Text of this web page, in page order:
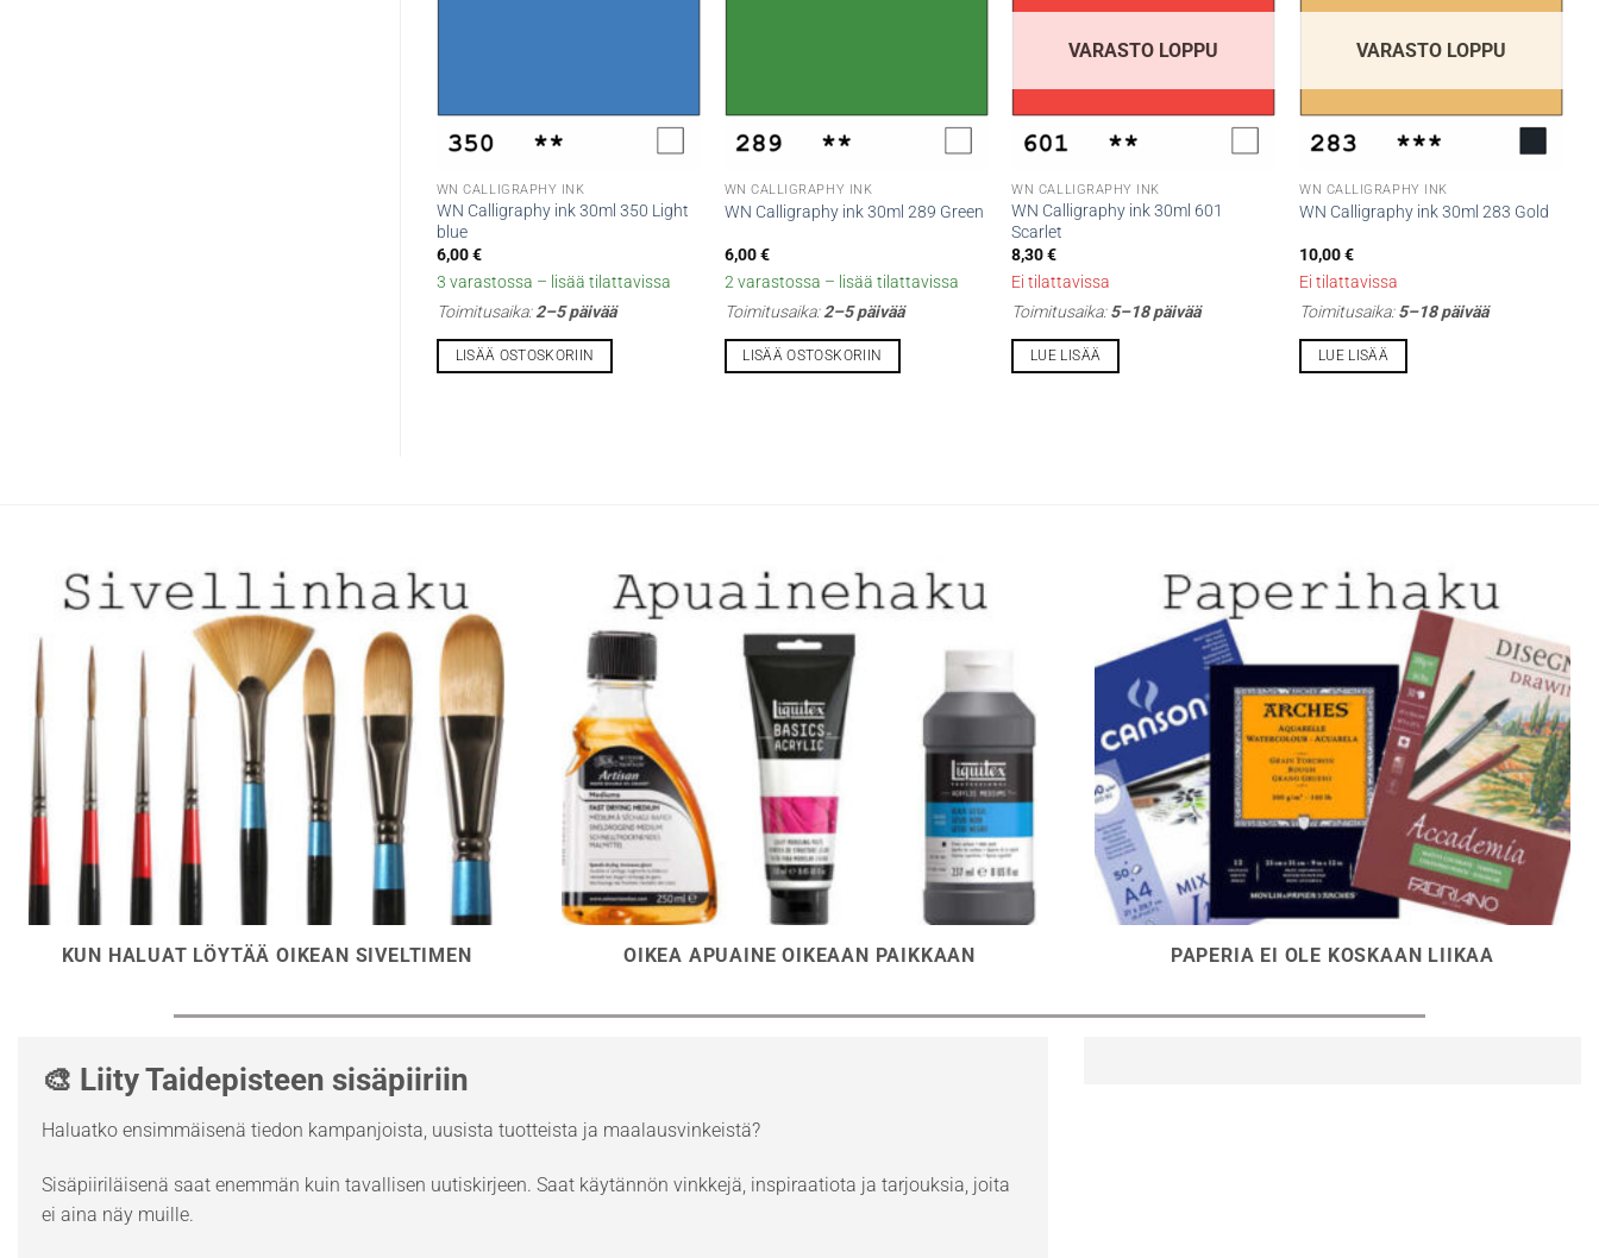
WN CALLIGRAPHY INK
WN Calligraphy ink 30ml 350 Light
blue
6,00€
3 varastossa – lisää tilattavissa
Toimitusaika:2–5 päivää
LISÄÄ OSTOSKORIIN
WN CALLIGRAPHY INK
WN Calligraphy ink 30ml 289 Green
6,00€
2 varastossa – lisää tilattavissa
Toimitusaika:2–5 päivää
LISÄÄ OSTOSKORIIN
VARASTO LOPPU
WN CALLIGRAPHY INK
WN Calligraphy ink 30ml 601
Scarlet
8,30€
Ei tilattavissa
Toimitusaika:5–18 päivää
LUE LISÄÄ
VARASTO LOPPU
WN CALLIGRAPHY INK
WN Calligraphy ink 30ml 283 Gold
10,00€
Ei tilattavissa
Toimitusaika:5–18 päivää
LUE LISÄÄ
KUN HALUAT LÖYTÄÄ OIKEAN SIVELTIMEN OIKEA APUAINE OIKEAAN PAIKKAAN PAPERIA EI OLE KOSKAAN LIIKAA
🎨 Liity Taidepisteen sisäpiiriin
Haluatko ensimmäisenä tiedon kampanjoista, uusista tuotteista ja maalausvinkeistä?
Sisäpiiriläisenä saat enemmän kuin tavallisen uutiskirjeen. Saat käytännön vinkkejä, inspiraatiota ja tarjouksia, joita
ei aina näy muille.